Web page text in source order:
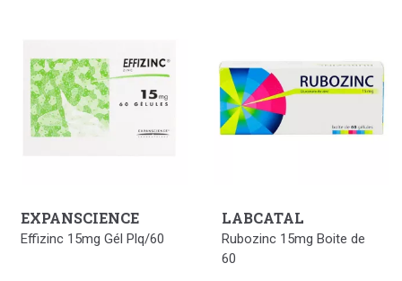
EXPANSCIENCE
Effizinc 15mg Gél Plq/60
LABCATAL
Rubozinc 15mg Boite de
60